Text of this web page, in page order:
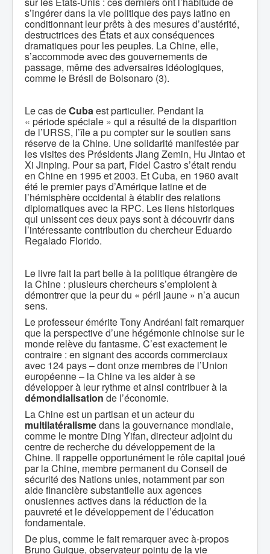
s’ingérer dans la vie politique des pays latino en
conditionnant leur prêts à des mesures d’austérité,
destructrices des États et aux conséquences
dramatiques pour les peuples. La Chine, elle,
s’accommode avec des gouvernements de
passage, même des adversaires idéologiques,
comme le Brésil de Bolsonaro (3).
Le cas deCubaest particulier. Pendant la
« période spéciale » qui a résulté de la disparition
de l’URSS, l’île a pu compter sur le soutien sans
réserve de la Chine. Une solidarité manifestée par
les visites des Présidents Jiang Zemin, Hu Jintao et
Xi Jinping. Pour sa part, Fidel Castro s’était rendu
en Chine en 1995 et 2003. Et Cuba, en 1960 avait
été le premier pays d’Amérique latine et de
l’hémisphère occidental à établir des relations
diplomatiques avec la RPC. Les liens historiques
qui unissent ces deux pays sont à découvrir dans
l’intéressante contribution du chercheur Eduardo
Regalado Florido.
Le livre fait la part belle à la politique étrangère de
la Chine : plusieurs chercheurs s’emploient à
démontrer que la peur du « péril jaune » n’a aucun
sens.
Le professeur émérite Tony Andréani fait remarquer
que la perspective d’une hégémonie chinoise sur le
monde relève du fantasme. C’est exactement le
contraire : en signant des accords commerciaux
avec 124 pays – dont onze membres de l’Union
européenne – la Chine va les aider à se
développer à leur rythme et ainsi contribuer à la
démondialisationde l’économie.
La Chine est un partisan et un acteur du
multilatéralismedans la gouvernance mondiale,
comme le montre Ding Yifan, directeur adjoint du
centre de recherche du développement de la
Chine. Il rappelle opportunément le rôle capital joué
par la Chine, membre permanent du Conseil de
sécurité des Nations unies, notamment par son
aide financière substantielle aux agences
onusiennes actives dans la réduction de la
pauvreté et le développement de l’éducation
fondamentale.
De plus, comme le fait remarquer avec à-propos
Bruno Guigue, observateur pointu de la vie